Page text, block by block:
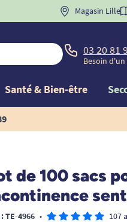
BIENVENUE" pour
Magasin Lille
03 20 81
Besoin d'un
Santé & Bien-être
de 100 sacs
TE-4966 • 107